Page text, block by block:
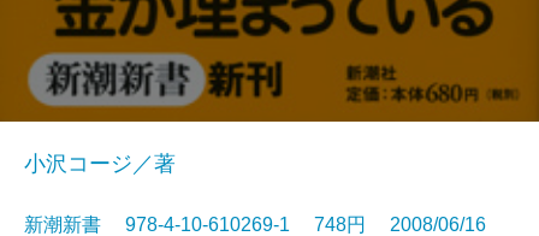
小沢コージ／著
新潮新書 978-4-10-610269-1 748円 2008/06/16